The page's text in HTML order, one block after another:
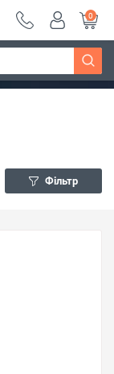
Дізнатись більше
0
Фільтр